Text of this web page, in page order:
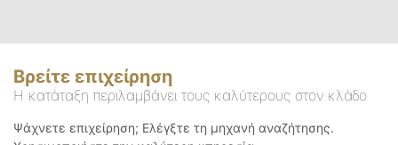
Βρείτε επιχείρηση
Η κατάταξη περιλαμβάνει τους καλύτερους στον κλάδο
Ψάχνετε επιχείρηση; Ελέγξτε τη μηχανή αναζήτησης.